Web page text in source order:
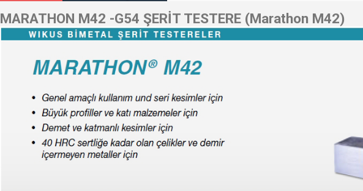
MARATHON M42 -G54 ŞERİT TESTERE (Marathon M42)